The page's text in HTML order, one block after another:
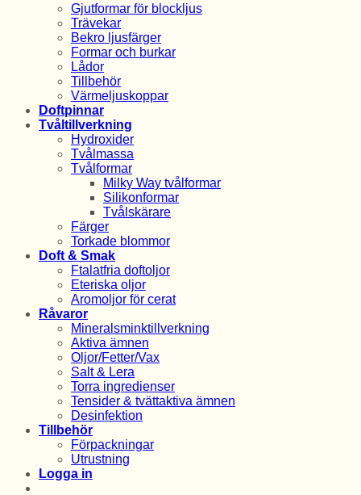
Gjutformar för blockljus
Trävekar
Bekro ljusfärger
Formar och burkar
Lådor
Tillbehör
Värmeljuskoppar
Doftpinnar
Tvåltillverkning
Hydroxider
Tvålmassa
Tvålformar
Milky Way tvålformar
Silikonformar
Tvålskärare
Färger
Torkade blommor
Doft & Smak
Ftalatfria doftoljor
Eteriska oljor
Aromoljor för cerat
Råvaror
Mineralsminktillverkning
Aktiva ämnen
Oljor/Fetter/Vax
Salt & Lera
Torra ingredienser
Tensider & tvättaktiva ämnen
Desinfektion
Tillbehör
Förpackningar
Utrustning
Logga in